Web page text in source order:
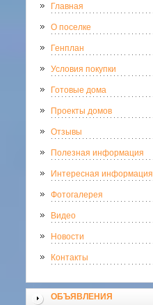
Главная
О поселке
Генплан
Условия покупки
Готовые дома
Проекты домов
Отзывы
Полезная информация
Интересная информация
Фотогалерея
Видео
Новости
Контакты
ОБЪЯВЛЕНИЯ